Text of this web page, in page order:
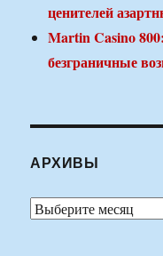
ценителей
Martin Casino
безграничные
АРХИВЫ
Архивы